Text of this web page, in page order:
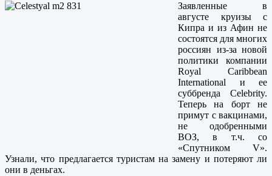
Заявленные в
августе круизы с
Кипра и из Афин не
состоятся для многих
россиян из-за новой
политики компании
Royal Caribbean
International и ее
суббренда Celebrity.
Теперь на борт не
примут с вакцинами,
не одобренными
ВОЗ, в т.ч. со
«Спутником V».
Узнали, что предлагается туристам на замену и потеряют ли
они в деньгах.